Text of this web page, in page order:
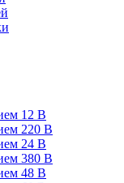
12 В
220 В
24 В
380 В
48 В